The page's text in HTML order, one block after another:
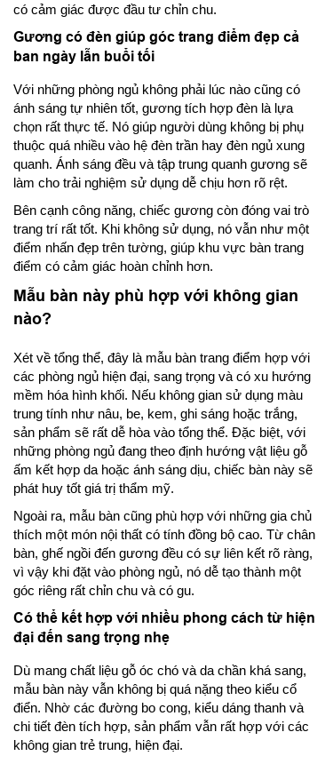
có cảm giác được đầu tư chỉn chu.
Gương có đèn giúp góc trang điểm đẹp cả
ban ngày lẫn buổi tối
Với những phòng ngủ không phải lúc nào cũng có
ánh sáng tự nhiên tốt, gương tích hợp đèn là lựa
chọn rất thực tế. Nó giúp người dùng không bị phụ
thuộc quá nhiều vào hệ đèn trần hay đèn ngủ xung
quanh. Ánh sáng đều và tập trung quanh gương sẽ
làm cho trải nghiệm sử dụng dễ chịu hơn rõ rệt.
Bên cạnh công năng, chiếc gương còn đóng vai trò
trang trí rất tốt. Khi không sử dụng, nó vẫn như một
điểm nhấn đẹp trên tường, giúp khu vực bàn trang
điểm có cảm giác hoàn chỉnh hơn.
Mẫu bàn này phù hợp với không gian
nào?
Xét về tổng thể, đây là mẫu bàn trang điểm hợp với
các phòng ngủ hiện đại, sang trọng và có xu hướng
mềm hóa hình khối. Nếu không gian sử dụng màu
trung tính như nâu, be, kem, ghi sáng hoặc trắng,
sản phẩm sẽ rất dễ hòa vào tổng thể. Đặc biệt, với
những phòng ngủ đang theo định hướng vật liệu gỗ
ấm kết hợp da hoặc ánh sáng dịu, chiếc bàn này sẽ
phát huy tốt giá trị thẩm mỹ.
Ngoài ra, mẫu bàn cũng phù hợp với những gia chủ
thích một món nội thất có tính đồng bộ cao. Từ chân
bàn, ghế ngồi đến gương đều có sự liên kết rõ ràng,
vì vậy khi đặt vào phòng ngủ, nó dễ tạo thành một
góc riêng rất chỉn chu và có gu.
Có thể kết hợp với nhiều phong cách từ hiện
đại đến sang trọng nhẹ
Dù mang chất liệu gỗ óc chó và da chần khá sang,
mẫu bàn này vẫn không bị quá nặng theo kiểu cổ
điển. Nhờ các đường bo cong, kiểu dáng thanh và
chi tiết đèn tích hợp, sản phẩm vẫn rất hợp với các
không gian trẻ trung, hiện đại.